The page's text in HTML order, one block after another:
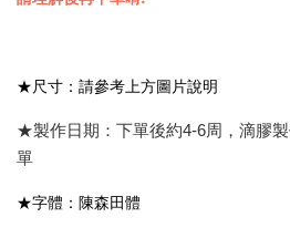
★尺寸：請參考上方圖片說明
★製作日期：下單後約4-6周，滴膠
單
★字體：陳森田體